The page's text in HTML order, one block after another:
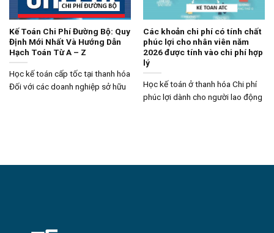
Kế Toán Chi Phí Đường Bộ: Quy
Định Mới Nhất Và Hướng Dẫn
Hạch Toán Từ A – Z
Học kế toán cấp tốc tại thanh hóa
Đối với các doanh nghiệp sở hữu
Các khoản chi phí có tính chất
phúc lợi cho nhân viên năm
2026 được tính vào chi phí hợp
lý
Học kế toán ở thanh hóa Chi phí
phúc lợi dành cho người lao động